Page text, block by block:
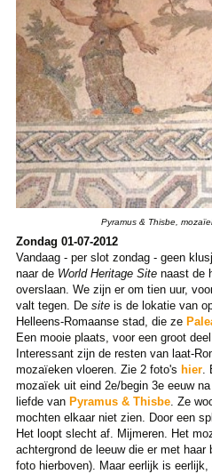
Pyramus & Thisbe,
Zondag 01-07-2012
Vandaag - per slot zondag - geen
naar de World Heritage Sitenaast de
overslaan. We zijn er om tien uur,
valt tegen. De siteis de lokatie van
Helleens-Romaanse stad, die ze
Een mooie plaats, voor een groot
Interessant zijn de resten van laat-
mozaïeken vloeren. Zie 2 foto's hier.
mozaïek uit eind 2e/begin 3e eeuw
liefde van Pyramus & Thisbe. Ze
mochten elkaar niet zien. Door een
Het loopt slecht af. Mijmeren. Het
achtergrond de leeuw die er met
foto hierboven). Maar eerlijk is